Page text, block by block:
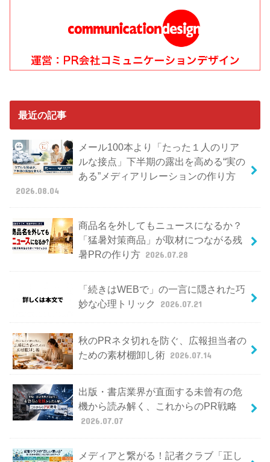
最近の記事
メール100本より「たった１人のリア
ルな接点」下半期の露出を高める“実の
ある”メディアリレーションの作り方
2026.08.04
商品名を外してもニュースになるか？
「猛暑対策商品」が取材につながる残
暑PRの作り方 2026.07.28
「続きはWEBで」の一言に隠された巧
妙な心理トリック
2026.07.21
秋のPRネタ切れを防ぐ、広報担当者の
ための素材棚卸し術 2026.07.14
出版・書店業界が直面する未曾有の危
機から読み解く、これからのPR戦略
2026.07.07
メディアと繋がる！記者クラブ「正し